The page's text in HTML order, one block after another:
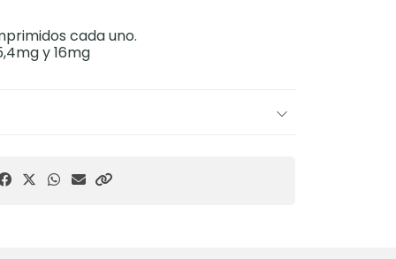
cada uno.
y 16mg